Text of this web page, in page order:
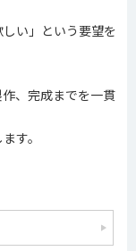
い」という要望を
、完成までを一貫
す。